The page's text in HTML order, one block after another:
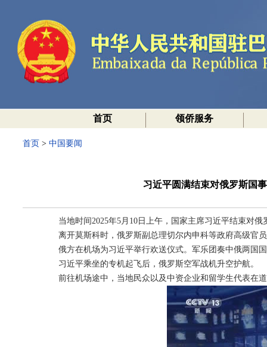
首页 领侨服务
首页 > 中国要闻
习近平圆满结束对俄罗斯国
当地时间2025年5月10日上午，国家主席习近平结束对
离开莫斯科时，俄罗斯副总理切尔内申科等政府高级官
俄方在机场为习近平举行欢送仪式。军乐团奏中俄两国
习近平乘坐的专机起飞后，俄罗斯空军战机升空护航。
前往机场途中，当地民众以及中资企业和留学生代表在